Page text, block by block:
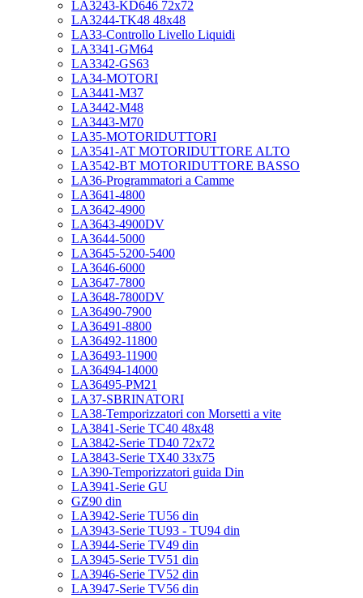
LA3243-KD646 72x72
LA3244-TK48 48x48
LA33-Controllo Livello Liquidi
LA3341-GM64
LA3342-GS63
LA34-MOTORI
LA3441-M37
LA3442-M48
LA3443-M70
LA35-MOTORIDUTTORI
LA3541-AT MOTORIDUTTORE ALTO
LA3542-BT MOTORIDUTTORE BASSO
LA36-Programmatori a Camme
LA3641-4800
LA3642-4900
LA3643-4900DV
LA3644-5000
LA3645-5200-5400
LA3646-6000
LA3647-7800
LA3648-7800DV
LA36490-7900
LA36491-8800
LA36492-11800
LA36493-11900
LA36494-14000
LA36495-PM21
LA37-SBRINATORI
LA38-Temporizzatori con Morsetti a vite
LA3841-Serie TC40 48x48
LA3842-Serie TD40 72x72
LA3843-Serie TX40 33x75
LA390-Temporizzatori guida Din
LA3941-Serie GU
GZ90 din
LA3942-Serie TU56 din
LA3943-Serie TU93 - TU94 din
LA3944-Serie TV49 din
LA3945-Serie TV51 din
LA3946-Serie TV52 din
LA3947-Serie TV56 din